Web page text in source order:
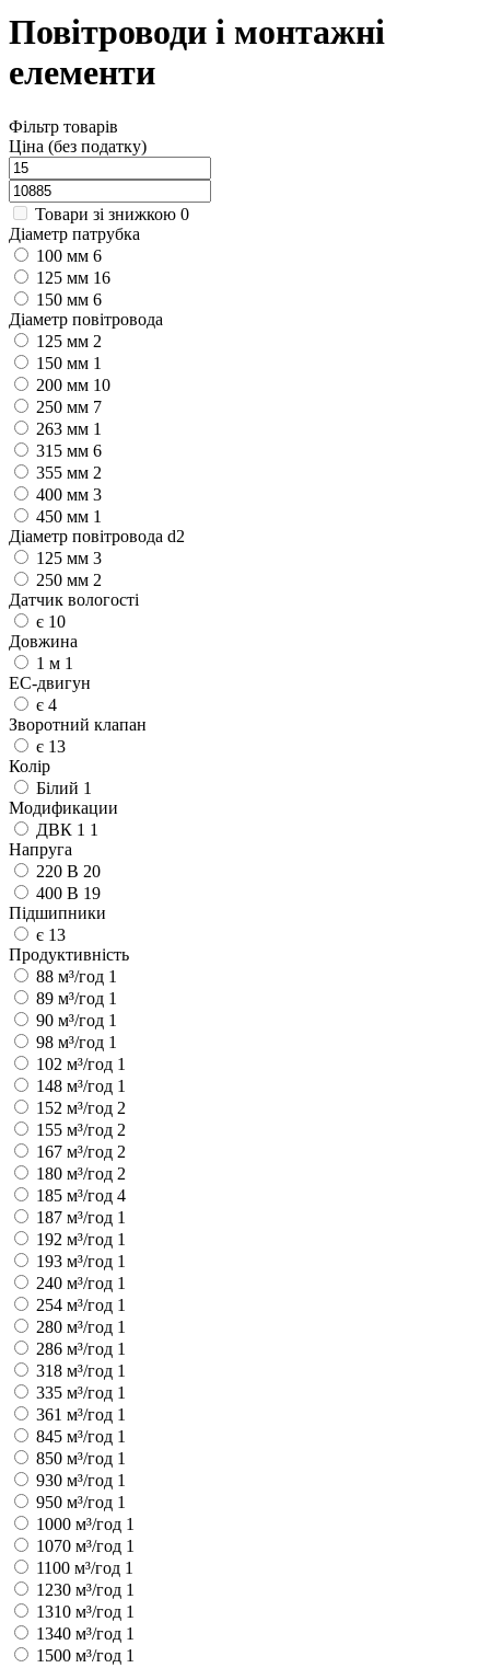
Повітроводи і монтажні
елементи
Фільтр товарів
Ціна (без податку)
Товари зі знижкою 0
Діаметр патрубка
100 мм 6
125 мм 16
150 мм 6
Діаметр повітровода
125 мм 2
150 мм 1
200 мм 10
250 мм 7
263 мм 1
315 мм 6
355 мм 2
400 мм 3
450 мм 1
Діаметр повітровода d2
125 мм 3
250 мм 2
Датчик вологості
є 10
Довжина
1 м 1
ЕС-двигун
є 4
Зворотний клапан
є 13
Колір
Білий 1
Модификации
ДВК 1 1
Напруга
220 В 20
400 В 19
Підшипники
є 13
Продуктивність
88 м³/год 1
89 м³/год 1
90 м³/год 1
98 м³/год 1
102 м³/год 1
148 м³/год 1
152 м³/год 2
155 м³/год 2
167 м³/год 2
180 м³/год 2
185 м³/год 4
187 м³/год 1
192 м³/год 1
193 м³/год 1
240 м³/год 1
254 м³/год 1
280 м³/год 1
286 м³/год 1
318 м³/год 1
335 м³/год 1
361 м³/год 1
845 м³/год 1
850 м³/год 1
930 м³/год 1
950 м³/год 1
1000 м³/год 1
1070 м³/год 1
1100 м³/год 1
1230 м³/год 1
1310 м³/год 1
1340 м³/год 1
1500 м³/год 1